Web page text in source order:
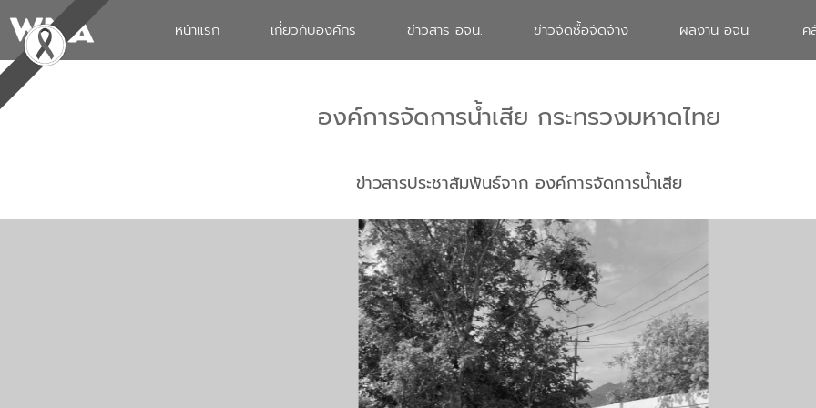
หน้าแรก เกี่ยวกับองค์กร ข่าวสาร อจน. ข่าวจัดซื้อจัดจ้าง ผลงาน อจน. ค
องค์การจัดการน้ำเสีย กระทรวงมหาดไทย
ข่าวสารประชาสัมพันธ์จาก องค์การจัดการน้ำเสีย